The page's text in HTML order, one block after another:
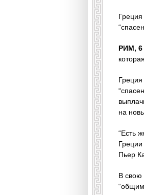
РИМ, 6
на
“Есть
Пьер
В свою
“общим